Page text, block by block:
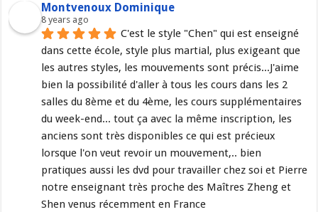
Montvenoux Dominique
8 years ago
C'est le style "Chen" qui est enseigné
dans cette école, style plus martial, plus exigeant que
les autres styles, les mouvements sont précis...J'aime
bien la possibilité d'aller à tous les cours dans les 2
salles du 8ème et du 4ème, les cours supplémentaires
du week-end... tout ça avec la même inscription, les
anciens sont très disponibles ce qui est précieux
lorsque l'on veut revoir un mouvement,.. bien
pratiques aussi les dvd pour travailler chez soi et Pierre
notre enseignant très proche des Maîtres Zheng et
Shen venus récemment en France